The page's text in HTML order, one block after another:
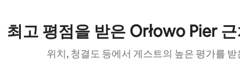
최고 평점을 받은 Orłowo Pier
위치, 청결도 등에서 게스트의 높은 평가를